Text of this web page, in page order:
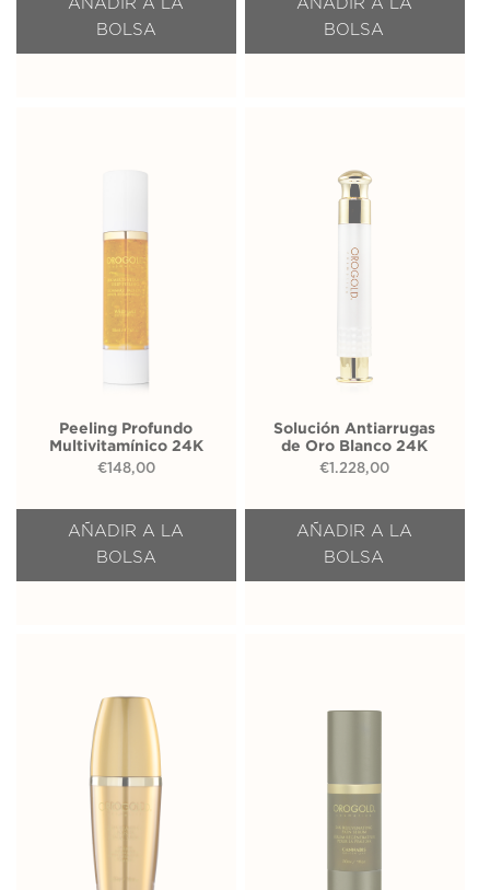
AÑADIR A LA
BOLSA
AÑADIR A LA
BOLSA
Peeling Profundo
Multivitamínico 24K
€148,00
AÑADIR A LA
BOLSA
Solución Antiarrugas
de Oro Blanco 24K
€1.228,00
AÑADIR A LA
BOLSA